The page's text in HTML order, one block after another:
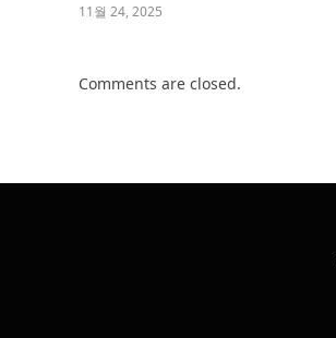
11월 24, 2025
Comments are closed.